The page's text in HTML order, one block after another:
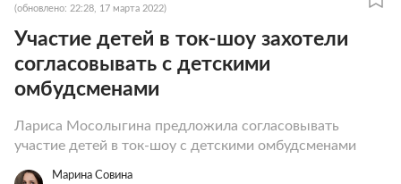
(обновлено: 22:28, 17 марта 2022)
Участие детей в ток-шоу захотели
согласовывать с детскими
омбудсменами
Лариса Мосолыгина предложила согласовывать
участие детей в ток-шоу с детскими омбудсменами
Марина Совина